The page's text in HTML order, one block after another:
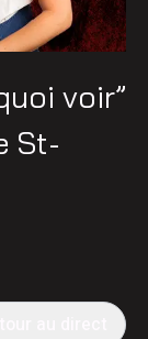
voir”
St-